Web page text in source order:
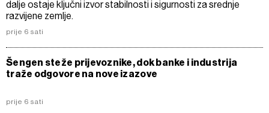
dalje ostaje ključni izvor stabilnosti i sigurnosti za srednje
razvijene zemlje.
prije 6 sati
Šengen steže prijevoznike, dok banke i industrija
traže odgovore na nove izazove
prije 6 sati